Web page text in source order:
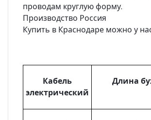
проводам круглую форму.
Производство Россия
Купить в Краснодаре можно у
Кабель
электрический
Длина